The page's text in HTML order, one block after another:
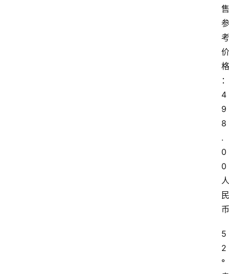
售
参
考
价
格
：
4
9
8
.
0
0
人
民
币
5
2
°